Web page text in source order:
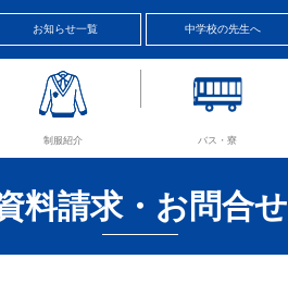
お知らせ一覧 中学校の先生へ
制服紹介 バス・寮
料請求・お問合せ